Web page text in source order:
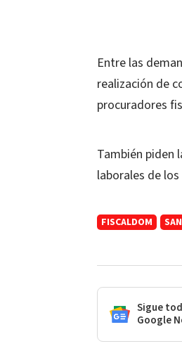
Entre las
realización de
procuradores
También piden
laborales de
FISCALDOM
Sigue
Google